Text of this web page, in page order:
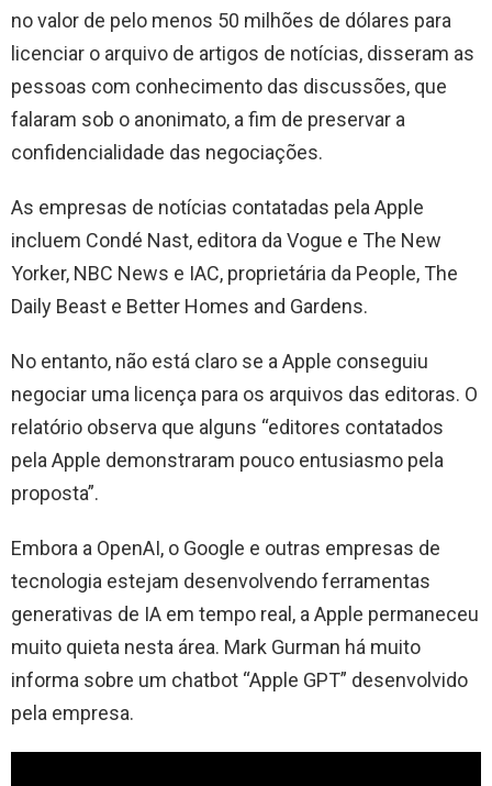
no valor de pelo menos 50 milhões de dólares para
licenciar o arquivo de artigos de notícias, disseram as
pessoas com conhecimento das discussões, que
falaram sob o anonimato, a fim de preservar a
confidencialidade das negociações.
As empresas de notícias contatadas pela Apple
incluem Condé Nast, editora da Vogue e The New
Yorker, NBC News e IAC, proprietária da People, The
Daily Beast e Better Homes and Gardens.
No entanto, não está claro se a Apple conseguiu
negociar uma licença para os arquivos das editoras. O
relatório observa que alguns “editores contatados
pela Apple demonstraram pouco entusiasmo pela
proposta”.
Embora a OpenAI, o Google e outras empresas de
tecnologia estejam desenvolvendo ferramentas
generativas de IA em tempo real, a Apple permaneceu
muito quieta nesta área. Mark Gurman há muito
informa sobre um chatbot “Apple GPT” desenvolvido
pela empresa.